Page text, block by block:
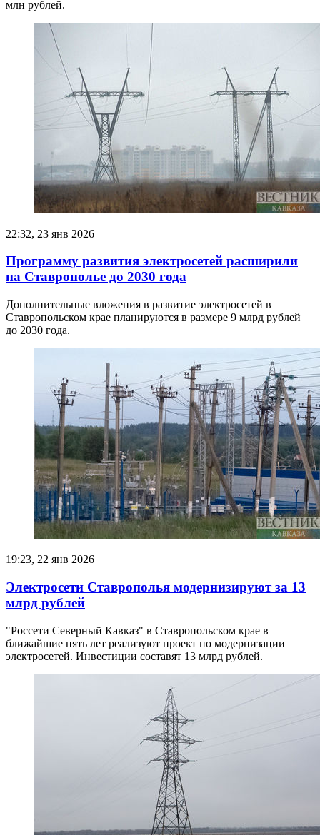
млн рублей.
22:32, 23 янв 2026
Программу развития электросетей расширили
на Ставрополье до 2030 года
Дополнительные вложения в развитие электросетей в
Ставропольском крае планируются в размере 9 млрд рублей
до 2030 года.
19:23, 22 янв 2026
Электросети Ставрополья модернизируют за 13
млрд рублей
"Россети Северный Кавказ" в Ставропольском крае в
ближайшие пять лет реализуют проект по модернизации
электросетей. Инвестиции составят 13 млрд рублей.